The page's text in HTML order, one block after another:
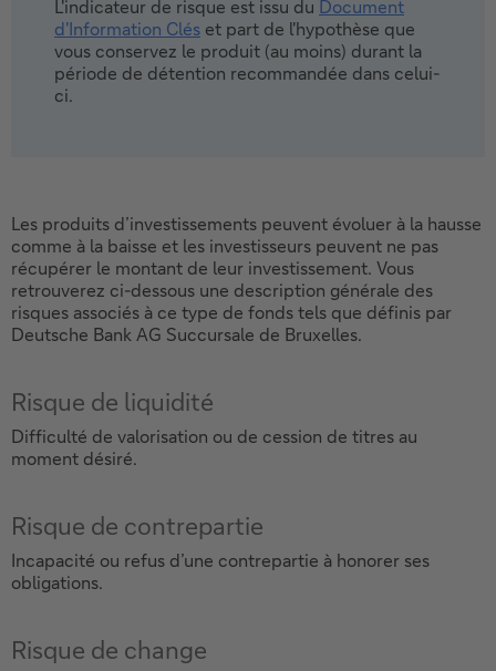
L'indicateur de risque est issu du Document
d'Information Clés
Ce lien ouvrira dans une
nouvelle fenêtre.
et part de l'hypothèse que
vous conservez le produit (au moins) durant la
période de détention recommandée dans celui-
ci.
Les produits d’investissements peuvent évoluer à la hausse
comme à la baisse et les investisseurs peuvent ne pas
récupérer le montant de leur investissement. Vous
retrouverez ci-dessous une description générale des
risques associés à ce type de fonds tels que définis par
Deutsche Bank AG Succursale de Bruxelles.
Risque de liquidité
Difficulté de valorisation ou de cession de titres au
moment désiré.
Risque de contrepartie
Incapacité ou refus d’une contrepartie à honorer ses
obligations.
Risque de change